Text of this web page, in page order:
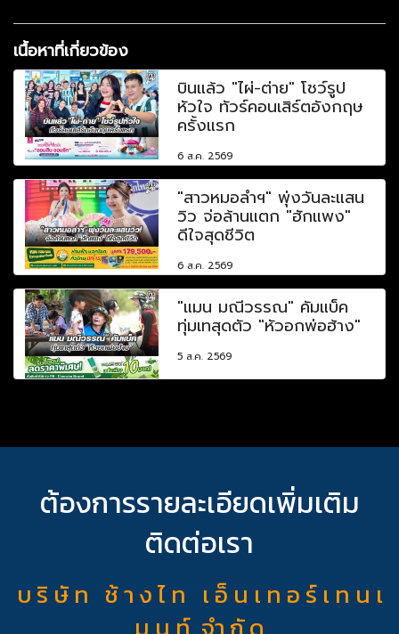
เนื้อหาที่เกี่ยวข้อง
บินแล้ว "ไผ่-ต่าย" โชว์รูป
หัวใจ ทัวร์คอนเสิร์ตอังกฤษ
ครั้งแรก
6 ส.ค. 2569
"สาวหมอลำฯ" พุ่งวันละแสน
วิว จ่อล้านแตก "ฮักแพง"
ดีใจสุดชีวิต
6 ส.ค. 2569
"แมน มณีวรรณ" คัมแบ็ค
ทุ่มเทสุดตัว "หัวอกพ่อฮ้าง"
5 ส.ค. 2569
ต้องการรายละเอียดเพิ่มเติม
ติดต่อเรา
บ ริ ษั ท ช้ า ง ไ ท เ อ็ น เ ท อ ร์ เ ท น เ
ม น ท์ จำ กั ด